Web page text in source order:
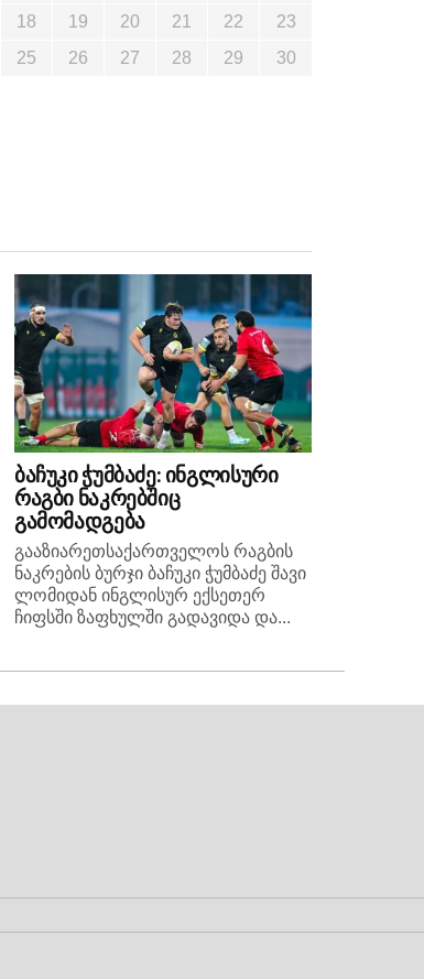
18 19 20 21 22
23
25 26 27 28 29
30
ბაჩუკი ჭუმბაძე: ინგლისური
რაგბი ნაკრებშიც
გამომადგება
გააზიარეთსაქართველოს რაგბის
ნაკრების ბურჯი ბაჩუკი ჭუმბაძე შავი
ლომიდან ინგლისურ ექსეთერ
ჩიფსში ზაფხულში გადავიდა და...